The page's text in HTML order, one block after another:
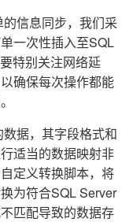
信息同步，我们采
一次性插入至SQL
特别关注网络延
确保每次操作都能
据，其字段格式和
适当的数据映射非
定义转换脚本，将
为符合SQL Server
匹配导致的数据存